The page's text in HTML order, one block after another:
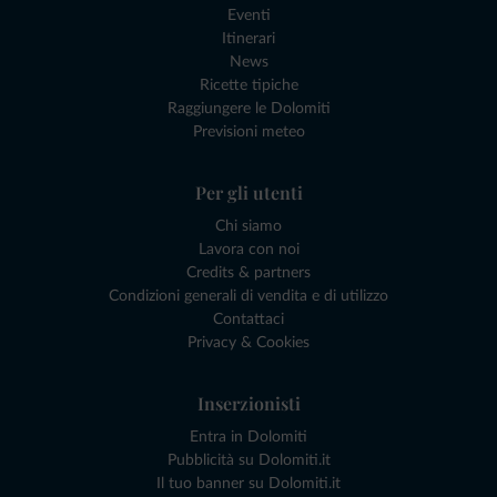
Eventi
Itinerari
News
Ricette tipiche
Raggiungere le Dolomiti
Previsioni meteo
Per gli utenti
Chi siamo
Lavora con noi
Credits & partners
Condizioni generali di vendita e di utilizzo
Contattaci
Privacy & Cookies
Inserzionisti
Entra in Dolomiti
Pubblicità su Dolomiti.it
Il tuo banner su Dolomiti.it